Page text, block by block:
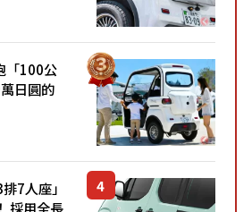
「100公
日圓的
迎！ 順
7人座」
採用全長